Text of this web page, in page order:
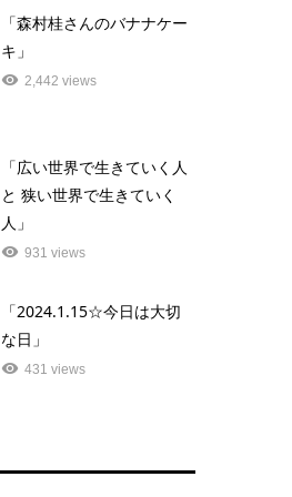
「森村桂さんのバナナケー
キ」
2,442 views
「広い世界で生きていく人
と 狭い世界で生きていく
人」
931 views
「2024.1.15☆今日は大切
な日」
431 views